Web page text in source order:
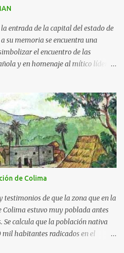
entrada de la capital del estado de
su memoria se encuentra una
el encuentro de las
y en homenaje al mítico líder
a un ideal guerrero en pie,
de 7 metros de alto. La estatua
sobre un pedestal con el
y la inscripción: Rey de
el escultor plasmó en
greca, escenas de la posible vida
encuentro de dos culturas; hay
de pergamino que dicen: "Más
es a la vez destino y privilegio" y
de...
de Colima
testimonios de que la zona que en la
Colima estuvo muy poblada antes
Se calcula que la población nativa
habitantes radicados en el